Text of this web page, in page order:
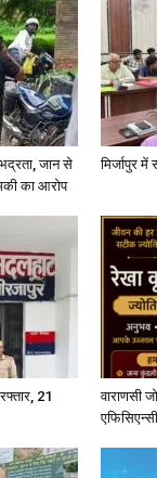
जान से
का आरोप
मिर्जापुर
21
वाराणसी